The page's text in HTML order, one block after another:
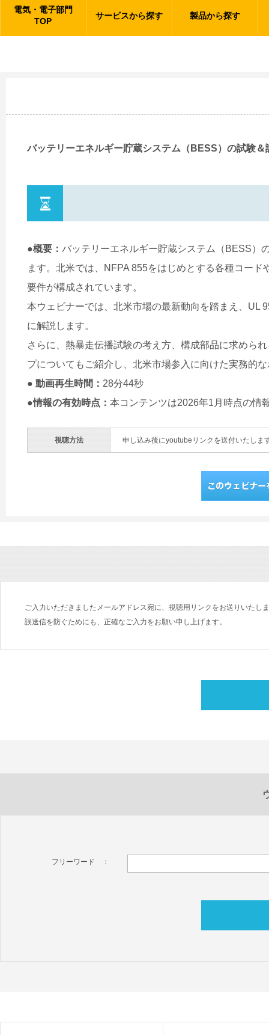
電気・電子部門
TOP
サービスから探す 製品から探す
バッテリーエネルギー貯蔵システム（BESS）の試験
●概要： バッテリーエネルギー貯蔵システム（BESS）
ます。北米では、NFPA 855をはじめとする各種コー
要件が構成されています。
本ウェビナーでは、北米市場の最新動向を踏まえ、UL
に解説します。
さらに、熱暴走伝播試験の考え方、構成部品に求めら
プについてもご紹介し、北米市場参入に向けた実務的
● 動画再生時間： 28分44秒
●情報の有効時点： 本コンテンツは2026年1月時点の情
視聴方法 申し込み後にyoutubeリンクを送付いたしま
ご入力いただきましたメールアドレス宛に、視聴用リンクをお送りいたし
誤送信を防ぐためにも、正確なご入力をお願い申し上げます。
フリーワード ：